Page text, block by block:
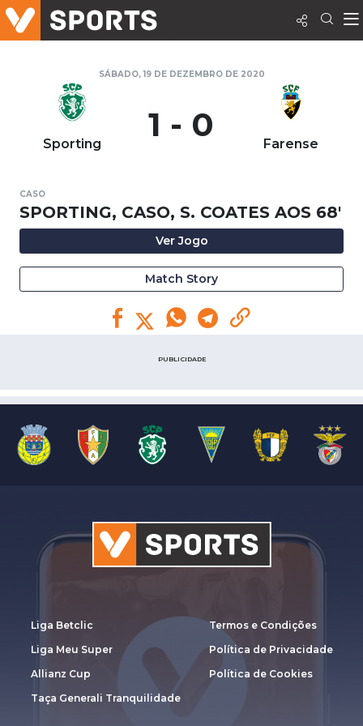
SÁBADO, 19 DE DEZEMBRO DE 2020
Sporting 1 - 0 Farense
CASO
SPORTING, CASO, S. COATES AOS 68'
Ver Jogo
Match Story
PUBLICIDADE
Liga Betclic
Liga Meu Super
Allianz Cup
Taça Generali Tranquilidade
Termos e Condições
Política de Privacidade
Política de Cookies